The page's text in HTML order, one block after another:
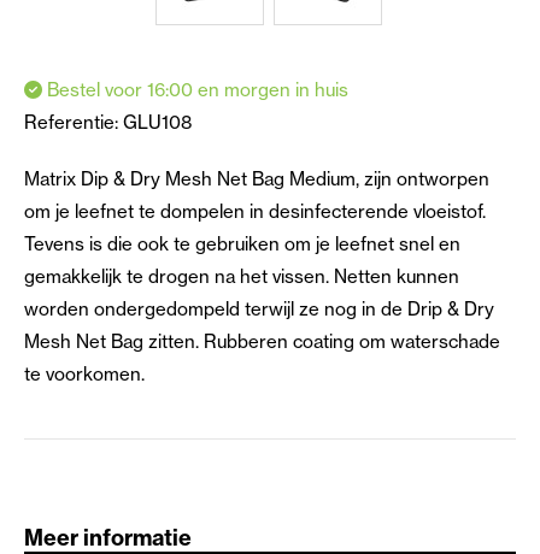
Bestel voor 16:00 en morgen in huis
Referentie: GLU108
Matrix Dip & Dry Mesh Net Bag Medium, zijn ontworpen
om je leefnet te dompelen in desinfecterende vloeistof.
Tevens is die ook te gebruiken om je leefnet snel en
gemakkelijk te drogen na het vissen. Netten kunnen
worden ondergedompeld terwijl ze nog in de Drip & Dry
Mesh Net Bag zitten. Rubberen coating om waterschade
te voorkomen.
Meer informatie